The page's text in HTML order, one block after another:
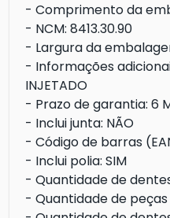
- Comprimento da
- NCM: 8413.30.90
- Largura da
- Informações
INJETADO
- Prazo de garantia: 6
- Inclui junta: NÃO
- Código de barras
- Inclui polia: SIM
- Quantidade de
- Quantidade de